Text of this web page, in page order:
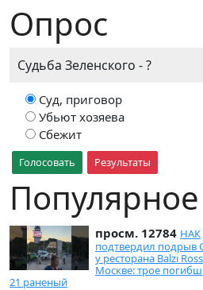
Опрос
Судьба Зеленского - ?
Суд, приговор
Убьют хозяева
Сбежит
Голосовать Результаты
Популярное
просм. 12784 НАК
подтвердил подрыв
у ресторана Balzi
Москве: трое
21 раненый